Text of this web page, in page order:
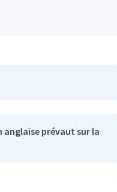
prévaut sur la